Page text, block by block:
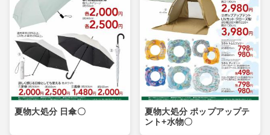
夏物大処分 日傘〇
夏物大処分 ポップアップテ
ント+水物〇